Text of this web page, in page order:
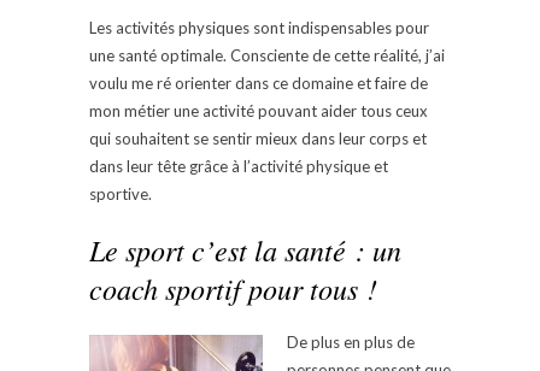
Les activités physiques sont indispensables pour
une santé optimale. Consciente de cette réalité, j’ai
voulu me ré orienter dans ce domaine et faire de
mon métier une activité pouvant aider tous ceux
qui souhaitent se sentir mieux dans leur corps et
dans leur tête grâce à l’activité physique et
sportive.
Le sport c’est la santé : un
coach sportif pour tous !
De plus en plus de